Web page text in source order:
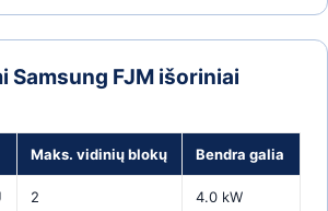
Samsung FJM išoriniai
Maks. vidinių blokų Bendra galia
2 4.0 kW